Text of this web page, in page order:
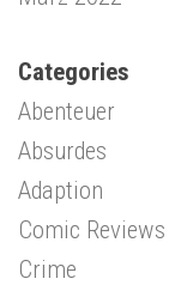
Categories
Abenteuer
Absurdes
Adaption
Comic Reviews
Crime